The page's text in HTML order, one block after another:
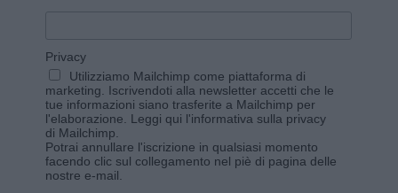
Privacy
Utilizziamo Mailchimp come piattaforma di
marketing. Iscrivendoti alla newsletter accetti che le
tue informazioni siano trasferite a Mailchimp per
l'elaborazione. Leggi qui l'informativa sulla privacy
di Mailchimp
Potrai annullare l'iscrizione in qualsiasi momento
facendo clic sul collegamento nel piè di pagina delle
nostre e-mail.